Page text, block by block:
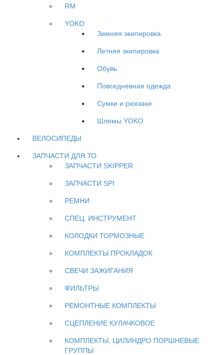
RM
YOKO
Зимняя экипировка
Летняя экипировка
Обувь
Повседневная одежда
Сумки и рюкзаки
Шлемы YOKO
ВЕЛОСИПЕДЫ
ЗАПЧАСТИ ДЛЯ ТО
ЗАПЧАСТИ SKIPPER
ЗАПЧАСТИ SPI
РЕМНИ
СПЕЦ. ИНСТРУМЕНТ
КОЛОДКИ ТОРМОЗНЫЕ
КОМПЛЕКТЫ ПРОКЛАДОК
СВЕЧИ ЗАЖИГАНИЯ
ФИЛЬТРЫ
РЕМОНТНЫЕ КОМПЛЕКТЫ
СЦЕПЛЕНИЕ КУЛАЧКОВОЕ
КОМПЛЕКТЫ, ЦИЛИНДРО ПОРШНЕВЫЕ
ГРУППЫ